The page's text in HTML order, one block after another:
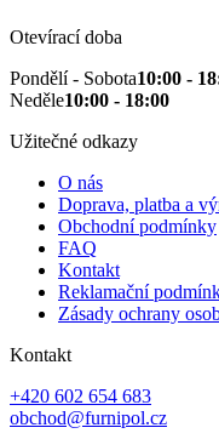
Otevírací doba
Pondělí - Sobota10:00 -
Neděle10:00 - 18:00
Užitečné odkazy
O nás
Doprava, platba a
Obchodní podmínky
FAQ
Kontakt
Reklamační
Zásady ochrany
Kontakt
+420 602 654 683
obchod@furnipol.cz